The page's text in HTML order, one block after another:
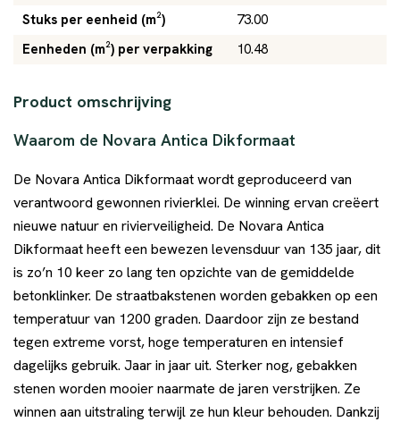
Stuks per eenheid (m²)
73.00
Eenheden (m²) per verpakking
10.48
Product omschrijving
Waarom de Novara Antica Dikformaat
De Novara Antica Dikformaat wordt geproduceerd van
verantwoord gewonnen rivierklei. De winning ervan creëert
nieuwe natuur en rivierveiligheid. De Novara Antica
Dikformaat heeft een bewezen levensduur van 135 jaar, dit
is zo’n 10 keer zo lang ten opzichte van de gemiddelde
betonklinker. De straatbakstenen worden gebakken op een
temperatuur van 1200 graden. Daardoor zijn ze bestand
tegen extreme vorst, hoge temperaturen en intensief
dagelijks gebruik. Jaar in jaar uit. Sterker nog, gebakken
stenen worden mooier naarmate de jaren verstrijken. Ze
winnen aan uitstraling terwijl ze hun kleur behouden. Dankzij